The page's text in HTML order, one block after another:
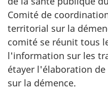
Comité de
territorial sur la
comité se réunit tous
l'information sur les
étayer l'élaboration
sur la démence.